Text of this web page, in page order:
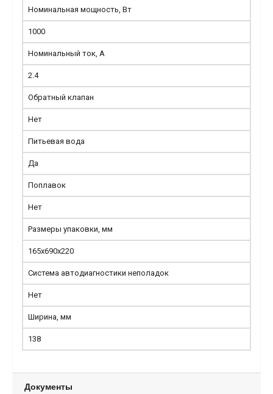
Номинальная мощность, Вт
1000
Номинальный ток, А
2.4
Обратный клапан
Нет
Питьевая вода
Да
Поплавок
Нет
Размеры упаковки, мм
165х690х220
Система автодиагностики неполадок
Нет
Ширина, мм
138
Документы